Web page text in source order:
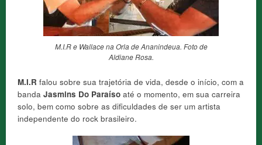
M.I.R e Wallace na Orla de Ananindeua. Foto de
Aldiane Rosa.
M.I.R falou sobre sua trajetória de vida, desde o início, com a
banda Jasmins Do Paraíso até o momento, em sua carreira
solo, bem como sobre as dificuldades de ser um artista
independente do rock brasileiro.